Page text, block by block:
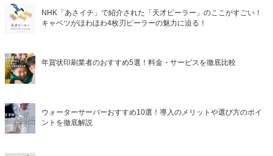
NHK「あさイチ」で紹介された「天才ピーラー」のここがすごい！
キャベツがほわほわ4枚刃ピーラーの魅力に迫る！
年賀状印刷業者のおすすめ5選！料金・サービスを徹底比較
ウォーターサーバーおすすめ10選！導入のメリットや選び方のポイ
ントを徹底解説